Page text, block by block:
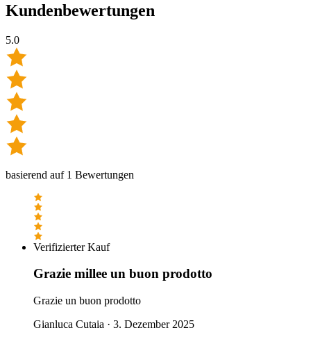
Kundenbewertungen
5.0
basierend auf 1 Bewertungen
Verifizierter Kauf
Grazie millee un buon prodotto
Grazie un buon prodotto
Gianluca Cutaia · 3. Dezember 2025